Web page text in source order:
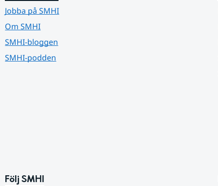
Jobba på SMHI
Om SMHI
SMHI-bloggen
SMHI-podden
Följ SMHI